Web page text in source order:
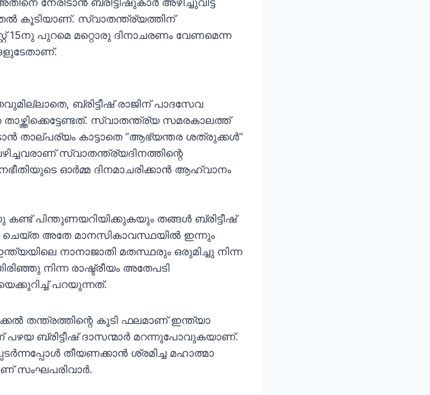
കൂടിയാണ്. സ്വാതന്ത്ര്യത്തിന്
പുറമെ മറ്റൊരു ദിനാചരണം വേണമെന്ന
ബ്രിട്ടീഷ് രാജിന് പാദസേവ
സ്വാതന്ത്ര്യ സമരകാലത്ത്
താല്പര്യം കാട്ടാതെ ”ആഭ്യന്തര ശത്രുക്കള്‍”
സ്വാതന്ത്ര്യദിനത്തിന്റെ
ഓര്‍മ്മ ദിനമാചരിക്കാന്‍ ആഹ്വാനം
കണ്ട് പിന്തുണയറിയിക്കുകയും തങ്ങള്‍ ബ്രിട്ടീഷ്
ചെയ്ത അതേ മാനസികാവസ്ഥയില്‍ ഇന്നും
നാനാജാതി മതസ്ഥരും ഒരുമിച്ചു നിന്ന
നിന്ന രാഷ്ട്രീയം അതേപടി
പറയുന്നത്.
തന്ത്രത്തിന്റെ കൂടി ഫലമാണ് ഇന്ത്യാ
പഴയ ബ്രിട്ടീഷ് ദാസന്മാര്‍ മറന്നുപോവുകയാണ്.
തീയണക്കാന്‍ ശ്രമിച്ച മഹാത്മാ
സംഘപരിവാര്‍.